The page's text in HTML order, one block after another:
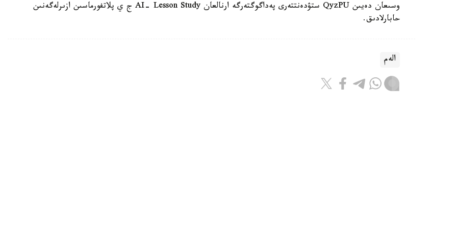
وسىعان دەيىن QyzPU ستۋدەنتتەرى پەداگوگتەرگە ارنالعان AI- Lesson Study ج ي پلاتفورماسىن ازىرلەگەنىن
حابارلادىق.
الەم